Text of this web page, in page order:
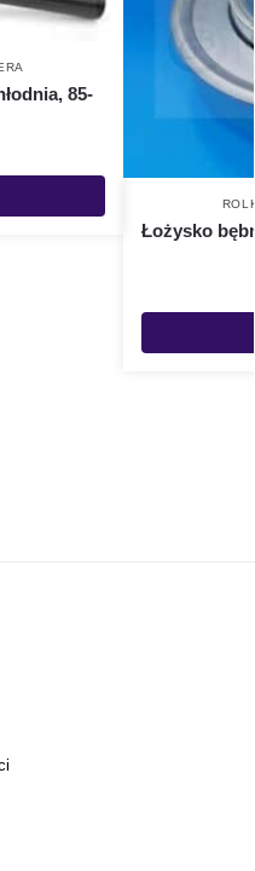
85-
Łożysko